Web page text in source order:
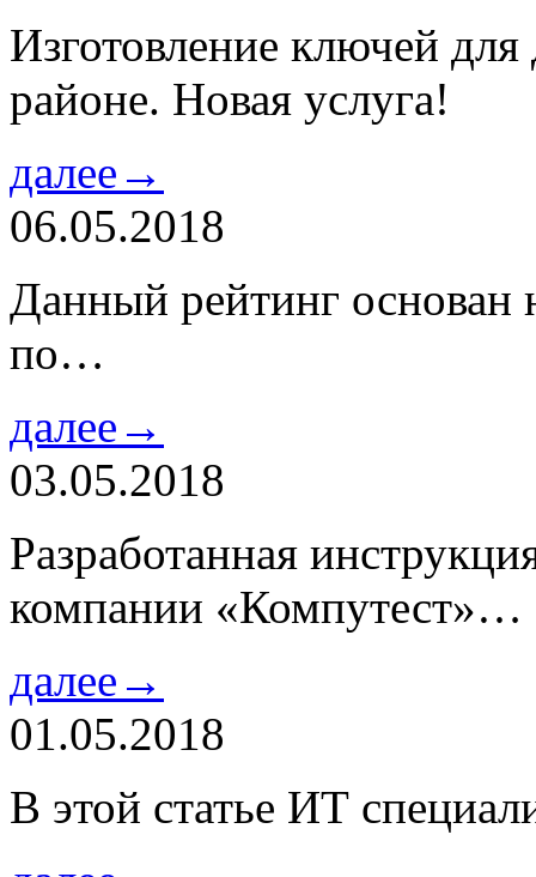
Изготовление ключей
районе. Новая услуга!
далее→
06.05.2018
Данный рейтинг основан
по…
далее→
03.05.2018
Разработанная
компании «Компутест»…
далее→
01.05.2018
В этой статье ИТ